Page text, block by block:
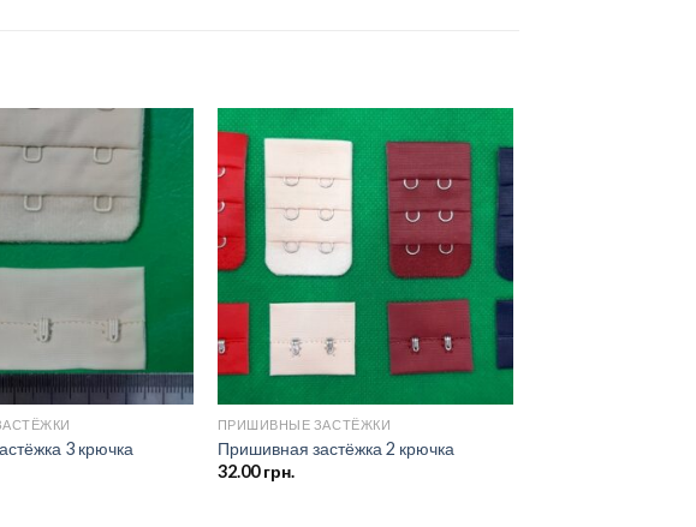
Добавить
в список
3 крючка
Добавить
в список
желаний
ПРИШИВНЫЕ ЗАСТЁЖКИ
Пришивная застёжка 2 крючка
32.00грн.